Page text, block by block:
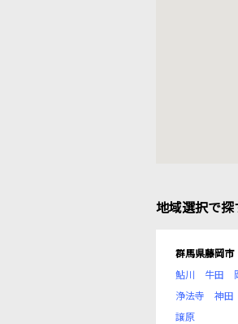
地域選択で探
群馬県藤岡市
鮎川
牛田
浄法寺
神田
譲原